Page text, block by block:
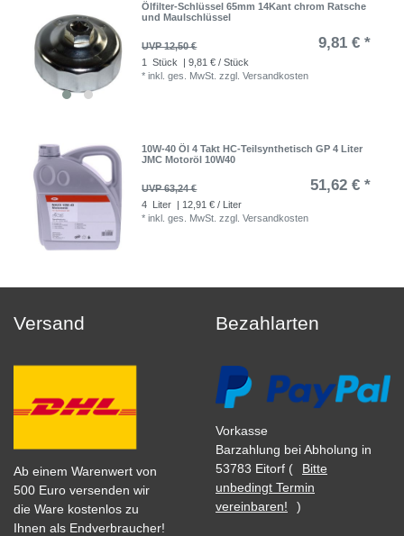
Ölfilter-Schlüssel 65mm 14Kant chrom Ratsche
und Maulschlüssel
UVP 12,50 € 9,81 € *
1 Stück
| 9,81 € / Stück
*inkl. ges. MwSt. zzgl.Versandkosten
10W-40 Öl 4 Takt HC-Teilsynthetisch GP 4 Liter
JMC Motoröl 10W40
UVP 63,24 € 51,62 € *
4 Liter | 12,91 € / Liter
*inkl. ges. MwSt. zzgl.Versandkosten
Versand
Ab einem Warenwert von
500 Euro versenden wir
die Ware kostenlos zu
Ihnen als Endverbraucher!
Bezahlarten
Vorkasse
Barzahlung bei Abholung in
53783 Eitorf (
Bitte
unbedingt Termin
vereinbaren!
)